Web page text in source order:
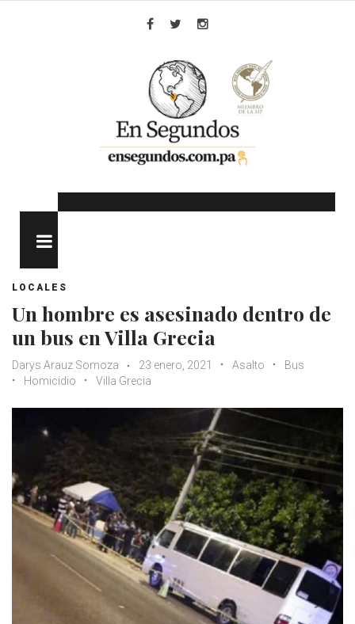
LOCALES
Un hombre es asesinado dentro de
un bus en Villa Grecia
Darys Arauz Somoza 23 enero, 2021 Asalto
Bus
Homicidio
Villa Grecia